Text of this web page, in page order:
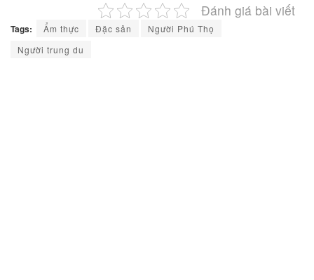
Đánh giá bài viết
Tags: Ẩm thực Đặc sản
Người Phú Thọ
Người trung du